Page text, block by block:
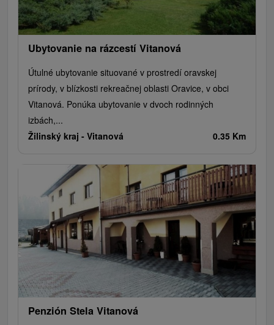
Ubytovanie na rázcestí Vitanová
Útulné ubytovanie situované v prostredí oravskej
prírody, v blízkosti rekreačnej oblasti Oravice, v obci
Vitanová. Ponúka ubytovanie v dvoch rodinných
izbách,...
Žilinský kraj - Vitanová 0.35 Km
Penzión Stela Vitanová